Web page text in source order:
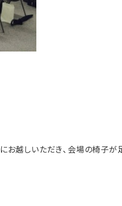
にお越しいただき、会場の椅子が